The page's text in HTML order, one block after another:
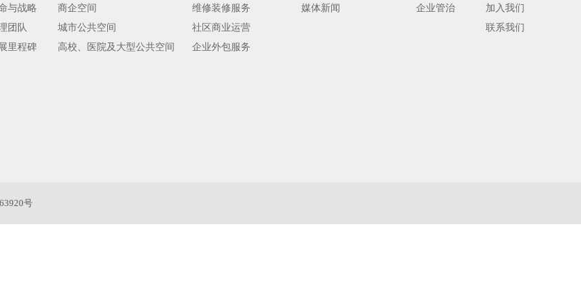
与战略
团队
里程碑
商企空间
城市公共空间
高校、医院及大型公共空间
维修装修服务
社区商业运营
企业外包服务
媒体新闻
企业管治
加入我们
联系我们
号